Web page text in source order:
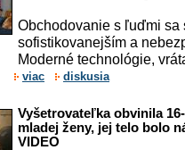
Obchodovanie s ľuďmi sa
sofistikovanejším a
Moderné technológie,
viac diskusia
Vyšetrovateľka obvinila
mladej ženy, jej telo bolo
VIDEO